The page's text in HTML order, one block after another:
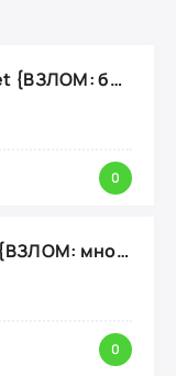
Hydraulic Press Pocket {ВЗЛОМ: бесконечные деньги}
0
Trenches of Europe 3 {ВЗЛОМ: много денег}
0